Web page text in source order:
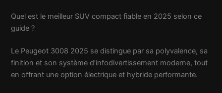
Quel est le meilleur SUV compact fiable en 2025 selon ce
guide ?
Le Peugeot 3008 2025 se distingue par sa polyvalence, sa
finition et son système d’infodivertissement moderne, tout
en offrant une option électrique et hybride performante.